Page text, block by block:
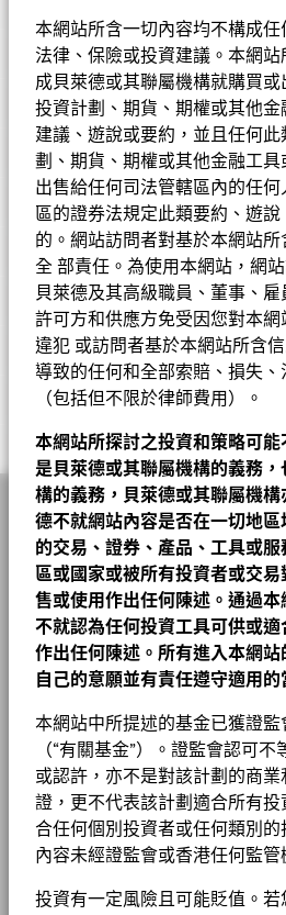
本網站所含一切內容均不構成任
法律、保險或投資建議。本網
成貝萊德或其聯屬機構就購買
投資計劃、期貨、期權或其他金
建議、遊說或要約，並且任何
劃、期貨、期權或其他金融工
出售給任何司法管轄區內的任
區的證券法規定此類要約、遊
的。網站訪問者對基於本網站
全 部責任。為使用本網站，網
貝萊德及其高級職員、董事、雇
許可方和供應方免受因您對本
違犯 或訪問者基於本網站所含
導致的任何和全部索賠、損失
（包括但不限於律師費用）。
本網站所探討之投資和策略可
是貝萊德或其聯屬機構的義務
構的義務，貝萊德或其聯屬機構
德不就網站內容是否在一切地
的交易、證券、產品、工具或
區或國家或被所有投資者或交易
售或使用作出任何陳述。通過
不就認為任何投資工具可供或適
作出任何陳述。所有進入本網站
自己的意願並有責任遵守適用的
本網站中所提述的基金已獲證
（“有關基金”）。證監會認可
或認許，亦不是對該計劃的商
證，更不代表該計劃適合所有
合任何個別投資者或任何類別
內容未經證監會或香港任何監管
投資有一定風險且可能貶值。
風險效應（亦稱為溢出）。該基金的
以進行，以至對其他股份類別的風險
基金名稱下方使用下拉式方框，即可
貨幣對沖股份類別會於股份類別的名
外，如欲索取所有貨幣對沖股份類別
司提出。
圖表
查看圖表
派息紀
除淨日
派息
2025年8月29日
GBP 0.162342
2024年8月30日 GBP 0.194084
2023年8月31日 GBP 0.112471
2022年8月31日 GBP 0.069398
查看派息紀錄
表現
Chart
Bar chart with 2 data series.
The chart has 1 X axis displaying
The chart has 1 Y axis displaying
Values
0
20
40
60
基金總值
截至 2026年8月7日
基金成立日期
基準貨幣
參考指標 1
首次認購費
ISIN
表現費
最低其後投資額
註冊地點
管理公司
交易結算日
彭博代號
香港證監會認可ESG基金
股份成立日期
貨幣(本地)
資產類別
管理費
管理費 (部分基金/股份類別包括
分銷費)
最低首次投資額
基本因素及風險
持倉數目
截至 2026年6月30日
三年標準差
截至 2026年7月31日
市盈率
截至 2026年6月30日
連續12個月收益率
截至 2026年7月31日
3年貝他係數
截至 2026年7月31日
截至 2026年6月30日
持股
截至 2026年6月30日
成分股名稱
TENCENT HOLDINGS LTD
CHINA CONSTRUCTION BANK CORP
CONTEMPORARY AMPEREX
NETEASE INC
BAIDU INC
BYD CO LTD
HWATSING TECHNOLOGY CO LTD
ZHONGJI INNOLIGHT CO LTD
HONGFA TECHNOLOGY CO LTD
ALIBABA GROUP HOLDING LTD
基金以主動方式管理，而其成分將會
途，不應視作買賣有關證券的建議。
所示日期並可予更改。
投資或會更改
投資分佈
截至 2026年6月30日
比重（%）
投資分佈 基金
資訊科技
28.84
工業
18.31
通訊
16.24
金融
13.81
非必需消費品
9.31
現金
4.92
原材料
2.90
醫療保健
2.68
基本消費品
1.89
房地產
1.11
負比重可能是因特定情況（包括基金
工具（包括衍生工具）所致。投資分
價格及交易所
股份類別 貨幣 淨值 變
A10
USD 11.34 0.05
A2
HKD 21.04 0.09
A2
EUR 17.75 0.05
A2 對沖股份
SGD 16.08 0.07
A2 對沖股份
EUR 14.56 0.06
A2 對沖股份
AUD 14.71 0.06
A2 對沖股份
CNH 122.90 0.51
A4 對沖股份
GBP 15.79 0.07
C2
USD 16.32 0.07
1 至 10 全部: 16
除特別註明外，所有資料截至月底。
基金經理
Lucy Liu (INV)
可持續發展特徵
可持續發展特徵可為投資者提供傳統
資訊，投資者可以用來評估基金在環
特徵。 可持續發展特徵並非目前或未
金的潛在風險及回報程度。 資訊僅用
投資者在評估基金時不應單獨或孤立
應看作為其中一項參考資訊。
這些指標並不反映基金如何或會否納
中另有註明並包含在基金的投資目標
金的投資目標或限制基金的可投資領
ESG或Impact為主的投資策略或排除
了解更多關於基金的投資策略。
欲查看MSCI對可持續發展特徵的評估
MSCI ESG 基金評級 (AAA-CCC)
截至 2026年7月17日
MSCI ESG 品質得分 (0-10)
截至 2026年7月17日
基金 Lipper 全球分類
截至 2026年7月17日
業務參與
露在其中的具體活動。
業務參與指標並不代表基金投資目標
包括在基金投資目標，否則不會改變
投資領域，也不代表基金將採用 ESG
除篩選。有關基金投資策略的更多資
要查看業務參與指標背後的 MSCI 方
MSCI－爭議性武器
截至 2026年6月30日
MSCI－核武器
截至 2026年6月30日
MSCI－民用槍械
截至 2026年6月30日
MSCI－煙草
截至 2026年6月30日
MSCI－聯合國全球契約違反者
ESG 整合
ESG
貝萊德在其投資過程中考量許多投資
風險調整後的最佳回報，我們管理可
機會，包括財務上重大的環境、社會
料（如有）。請參閱我們的 《貝萊德
此方法的更多資料，並參閱基金文件
本産品中被考慮（如適用）。
相關文件
作為一家全球投資管理公司及客
實現財務幸福。自1999年以來
戶提供理想的解決方案以協助他
集團
工作機會
新聞中心